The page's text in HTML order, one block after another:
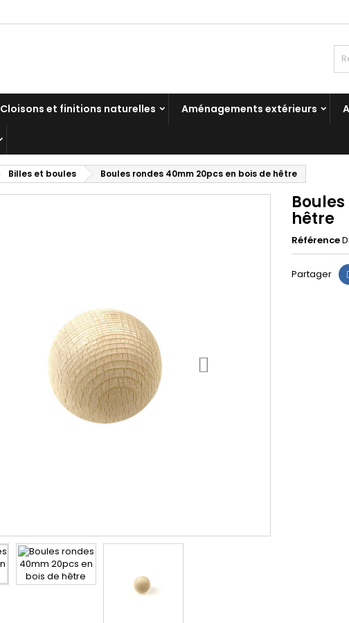
Cloisons et finitions naturelles Aménagements extérieurs
Billes et boules Boules rondes 40mm 20pcs en bois de hêtre
hêtre
Référence
Partager